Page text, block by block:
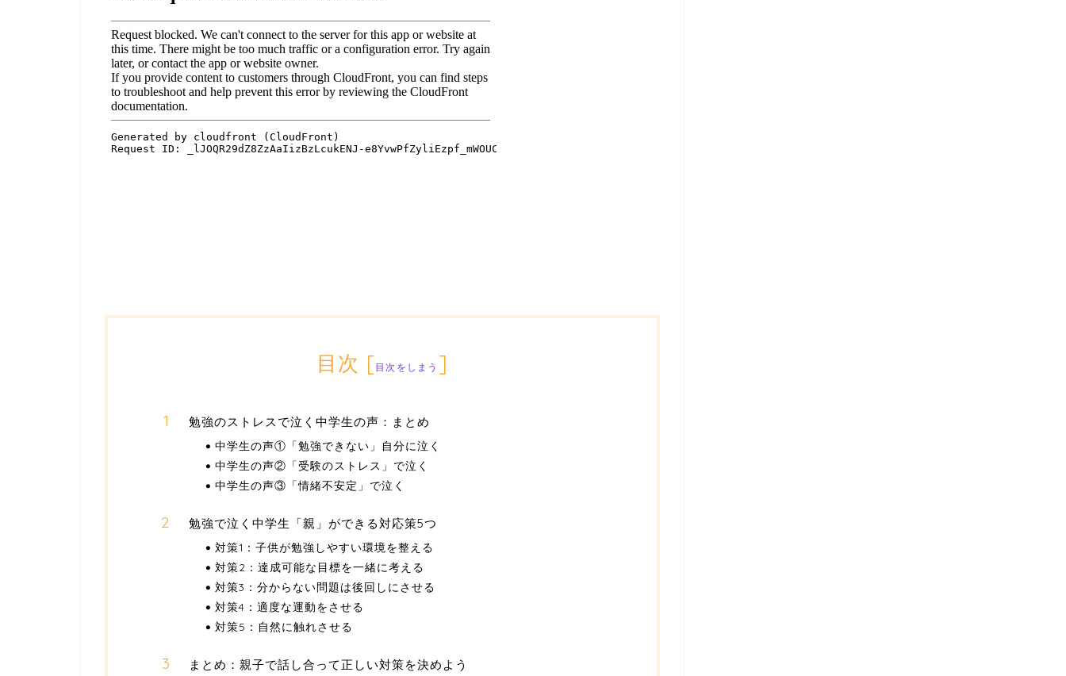
目次 [目次をしまう ]
勉強のストレスで泣く中学生の声：まとめ
中学生の声①「勉強できない」自分に泣く
中学生の声②「受験のストレス」で泣く
中学生の声③「情緒不安定」で泣く
勉強で泣く中学生「親」ができる対応策5つ
対策1：子供が勉強しやすい環境を整える
対策2：達成可能な目標を一緒に考える
対策3：分からない問題は後回しにさせる
対策4：適度な運動をさせる
対策5：自然に触れさせる
まとめ：親子で話し合って正しい対策を決めよう